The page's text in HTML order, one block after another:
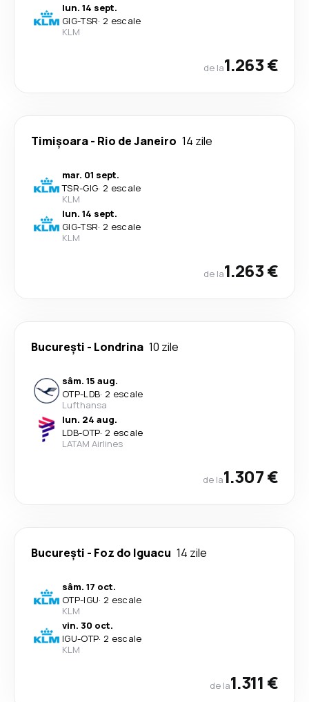
lun. 14 sept.
GIG-TSR· 2 escale
KLM
de la1.263 €
Timișoara- Rio de Janeiro 14 zile
mar. 01 sept.
TSR-GIG· 2 escale
KLM
lun. 14 sept.
GIG-TSR· 2 escale
KLM
de la1.263 €
București - Londrina 10 zile
sâm. 15 aug.
OTP-LDB· 2 escale
Lufthansa
lun. 24 aug.
LDB-OTP· 2 escale
LATAM Airlines
de la1.307 €
București - Foz do Iguacu 14 zile
sâm. 17 oct.
OTP-IGU· 2 escale
KLM
vin. 30 oct.
IGU-OTP· 2 escale
KLM
de la1.311 €